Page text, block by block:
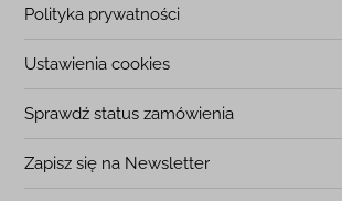
Polityka prywatności
Ustawienia cookies
Sprawdź status zamówienia
Zapisz się na Newsletter